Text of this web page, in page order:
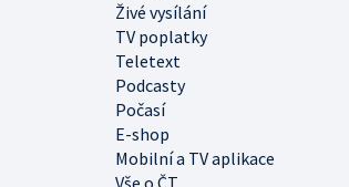
Živé vysílání
TV poplatky
Teletext
Podcasty
Počasí
E-shop
Mobilní a TV aplikace
Vše o ČT